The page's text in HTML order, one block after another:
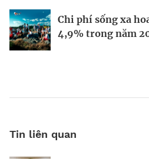
Chi phí sống xa
4,9% trong năm
Định vị doanh
kinh tế toàn cầu
Mukesh Ambani
điều hành
Tin liên quan